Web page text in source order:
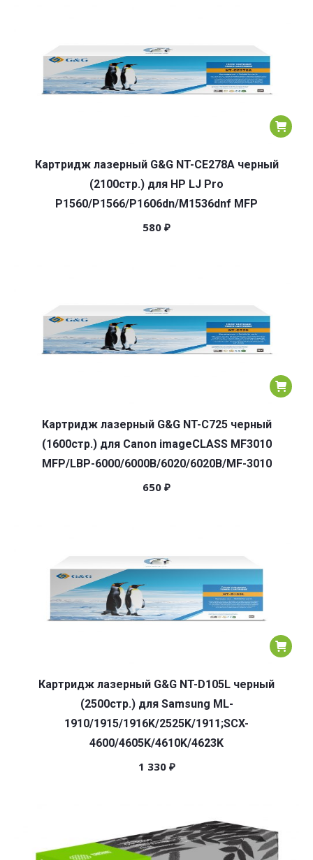
Картридж лазерный G&G NT-CE278A черный
(2100стр.) для HP LJ Pro
P1560/P1566/P1606dn/M1536dnf MFP
580 ₽
Картридж лазерный G&G NT-C725 черный
(1600стр.) для Canon imageCLASS MF3010
MFP/LBP-6000/6000B/6020/6020B/MF-3010
650 ₽
Картридж лазерный G&G NT-D105L черный
(2500стр.) для Samsung ML-
1910/1915/1916K/2525K/1911;SCX-
4600/4605K/4610K/4623K
1 330 ₽